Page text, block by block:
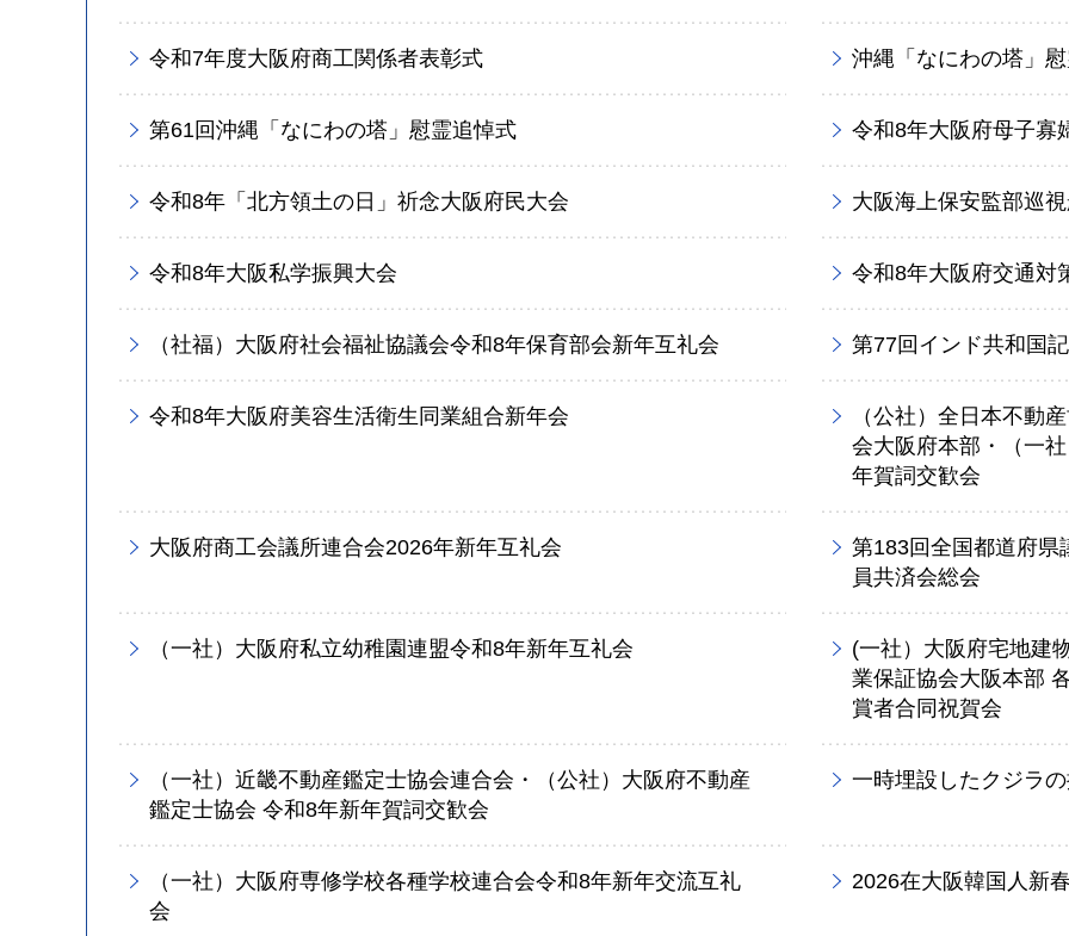
令和7年度大阪府商工関係者表彰式 沖縄「なにわの塔」
第61回沖縄「なにわの塔」慰霊追悼式 令和8年大阪府母子寡
令和8年「北方領土の日」祈念大阪府民大会 大阪海上保安監部巡
令和8年大阪私学振興大会 令和8年大阪府交通対
（社福）大阪府社会福祉協議会令和8年保育部会新年互礼会 第77回インド共和国
令和8年大阪府美容生活衛生同業組合新年会
（公社）全日本不動
会大阪府本部・（一
年賀詞交歓会
大阪府商工会議所連合会2026年新年互礼会
第183回全国都道府県
員共済会総会
（一社）大阪府私立幼稚園連盟令和8年新年互礼会
(一社）大阪府宅地建
業保証協会大阪本部
賞者合同祝賀会
（一社）近畿不動産鑑定士協会連合会・（公社）大阪府不動産
鑑定士協会 令和8年新年賀詞交歓会
一時埋設したクジラ
（一社）大阪府専修学校各種学校連合会令和8年新年交流互礼
会
2026在大阪韓国人新